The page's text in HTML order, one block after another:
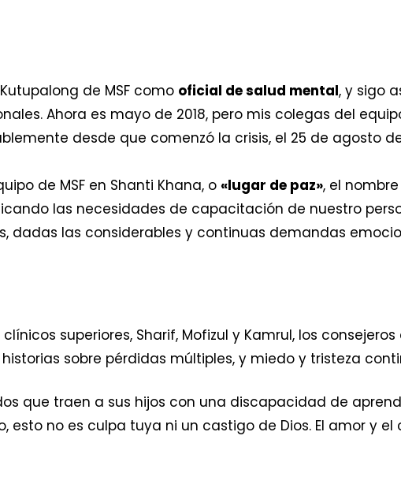
de MSF como oficial de salud mental, y sigo
Ahora es mayo de 2018, pero mis colegas del
desde que comenzó la crisis, el 25 de agosto de
de MSF en Shanti Khana, o «lugar de paz», el
las necesidades de capacitación de nuestro
dadas las considerables y continuas demandas
superiores, Sharif, Mofizul y Kamrul, los
sobre pérdidas múltiples, y miedo y tristeza
que traen a sus hijos con una discapacidad de
esto no es culpa tuya ni un castigo de Dios. El amor y